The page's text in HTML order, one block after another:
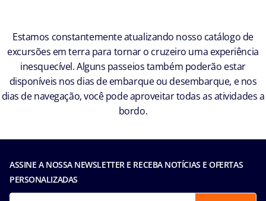
Estamos constantemente atualizando nosso catálogo de
excursões em terra para tornar o cruzeiro uma experiência
inesquecível. Alguns passeios também poderão estar
disponíveis nos dias de embarque ou desembarque, e nos
dias de navegação, você pode aproveitar todas as atividades a
bordo.
ASSINE A NOSSA NEWSLETTER E RECEBA NOTÍCIAS E OFERTAS
PERSONALIZADAS